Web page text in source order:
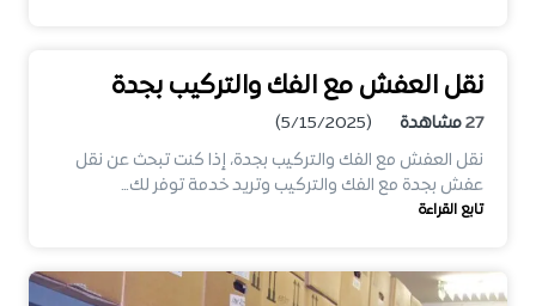
نقل العفش مع الفك والتركيب بجدة
27مشاهدة
(5/15/2025)
نقل العفش مع الفك والتركيب بجدة، إذا كنت تبحث عن نقل
عفش بجدة مع الفك والتركيب وتريد خدمة توفر لك…
تابع القراءة